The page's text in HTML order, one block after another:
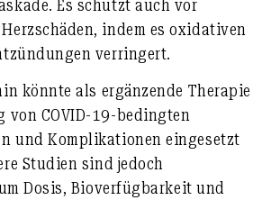
Es schützt auch vor
indem es oxidativen
verringert.
könnte als ergänzende Therapie
von COVID-19-bedingten
und Komplikationen eingesetzt
Studien sind jedoch
Dosis, Bioverfügbarkeit und